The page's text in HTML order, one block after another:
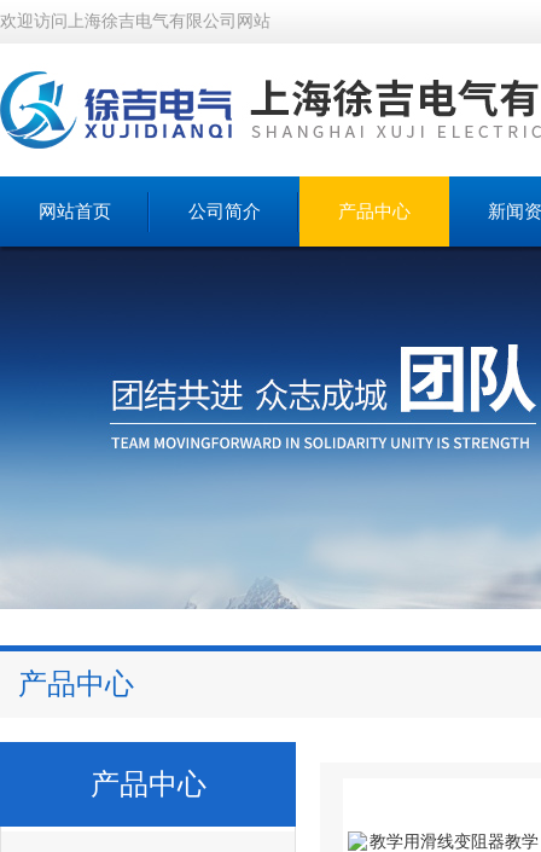
欢迎访问上海徐吉电气有限公司网站
网站首页 公司简介 产品中心 新闻
产品中心
产品中心